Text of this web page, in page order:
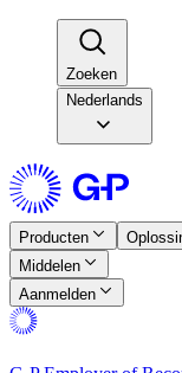
Zoeken​​
Nederlands
Producten​​
Middelen​​
Aanmelden​​